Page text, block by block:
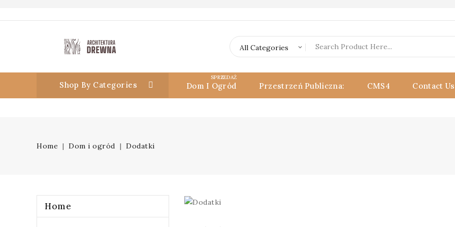
Shop By Categories Dom I Ogród
SPRZEDAŻ
Przestrzeń Publiczna: CMS4 Contact Us
Home Dom i ogród Dodatki
Home